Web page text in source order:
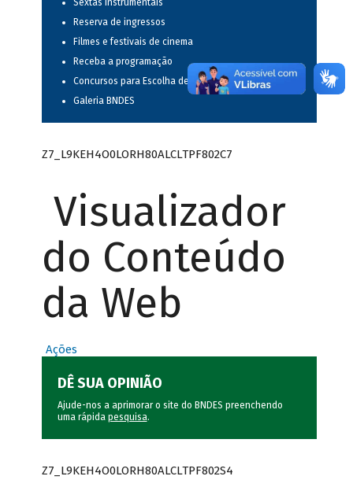
Sextas instrumentais
Reserva de ingressos
Filmes e festivais de cinema
Receba a programação
Concursos para Escolha de Espetáculos Musicais
Galeria BNDES
Z7_L9KEH4O0LORH80ALCLTPF802C7
Visualizador
do Conteúdo
da Web
Ações
DÊ SUA OPINIÃO
Ajude-nos a aprimorar o site do BNDES preenchendo
uma rápida pesquisa.
Z7_L9KEH4O0LORH80ALCLTPF802S4